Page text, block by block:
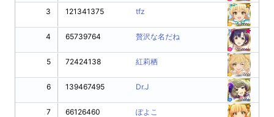
3
4
5
6
7
121341375 tfz
65739764 贅沢な名だね
72424138 紅莉栖
139467495 Dr.J
66126460 ぽよこ